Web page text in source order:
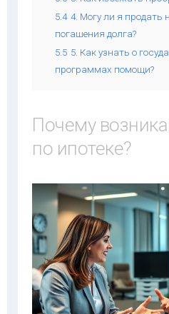
5.4 4. Могу ли я
погашения долга?
5.5 5. Как узнать о
программах помощи?
Почему
по ипотеке?